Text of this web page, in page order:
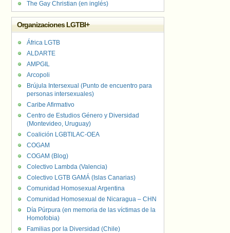
The Gay Christian (en inglés)
Organizaciones LGTBI+
África LGTB
ALDARTE
AMPGIL
Arcopoli
Brújula Intersexual (Punto de encuentro para
personas intersexuales)
Caribe Afirmativo
Centro de Estudios Género y Diversidad
(Montevideo, Uruguay)
Coalición LGBTILAC-OEA
COGAM
COGAM (Blog)
Colectivo Lambda (Valencia)
Colectivo LGTB GAMÁ (Islas Canarias)
Comunidad Homosexual Argentina
Comunidad Homosexual de Nicaragua – CHN
Día Púrpura (en memoria de las víctimas de la
Homofobia)
Familias por la Diversidad (Chile)